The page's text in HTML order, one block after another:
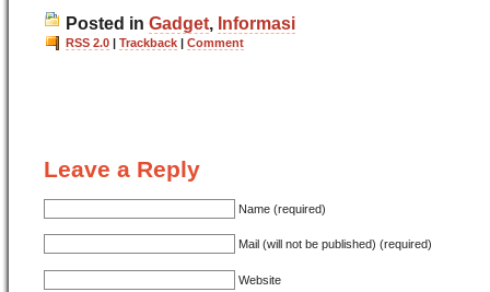
Posted in Gadget Informasi
RSS 2.0 | Trackback | Comment
Leave a Reply
Name (required)
Mail (will not be published) (required)
Website